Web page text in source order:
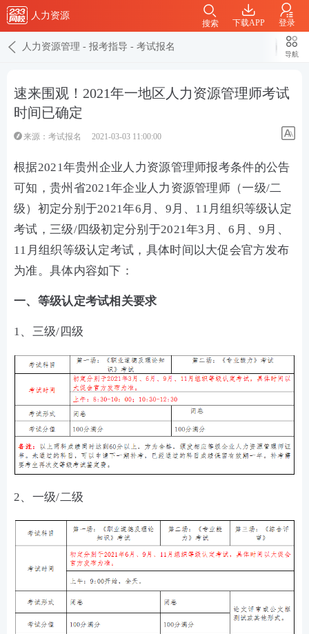
人力资源
下载APP 登录
搜索
人力资源管理 - 报考指导 - 考试报名
导航
速来围观！2021年一地区人力资源管理师考试
时间已确定
来源： 考试报名 2021-03-03 11:00:00
根据2021年贵州企业人力资源管理师报考条件的公告
可知，贵州省2021年企业人力资源管理师（一级/二
级）初定分别于2021年6月、9月、11月组织等级认定
考试，三级/四级初定分别于2021年3月、6月、9月、
11月组织等级认定考试，具体时间以大促会官方发布
为准。具体内容如下：
一、等级认定考试相关要求
1、三级/四级
2、一级/二级